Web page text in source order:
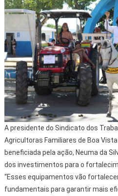
A presidente do Sindicato dos
Agricultoras Familiares de Boa
beneficiada pela ação, Neuma da
dos investimentos para o
“Esses equipamentos vão
fundamentais para garantir mais